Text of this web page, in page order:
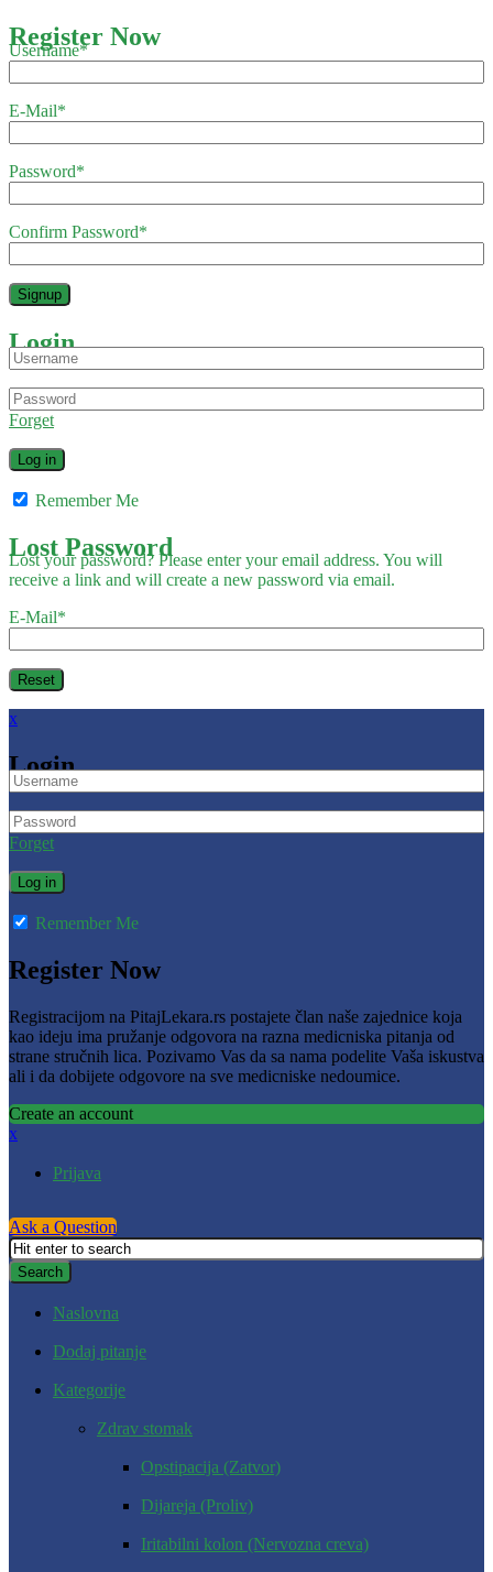
Register Now
Username*
E-Mail*
Password*
Confirm Password*
Login
Forget
Remember Me
Lost Password
Lost your password? Please enter your email address. You will
receive a link and will create a new password via email.
E-Mail*
x
Login
Forget
Remember Me
Register Now
Registracijom na PitajLekara.rs postajete član naše zajednice koja
kao ideju ima pružanje odgovora na razna medicniska pitanja od
strane stručnih lica. Pozivamo Vas da sa nama podelite Vaša iskustva
ali i da dobijete odgovore na sve medicniske nedoumice.
Create an account
x
Prijava
Ask a Question
Naslovna
Dodaj pitanje
Kategorije
Zdrav stomak
Opstipacija (Zatvor)
Dijareja (Proliv)
Iritabilni kolon (Nervozna creva)